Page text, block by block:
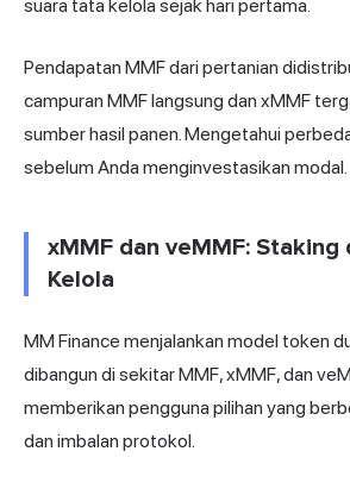
suara tata kelola sejak hari pertama.
Pendapatan MMF dari pertanian
campuran MMF langsung dan xMMF
sumber hasil panen. Mengetahui
sebelum Anda menginvestasikan modal.
xMMF dan veMMF: Staking
Kelola
MM Finance menjalankan model token
dibangun di sekitar MMF, xMMF, dan
memberikan pengguna pilihan yang
dan imbalan protokol.